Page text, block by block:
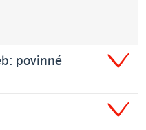
povinné